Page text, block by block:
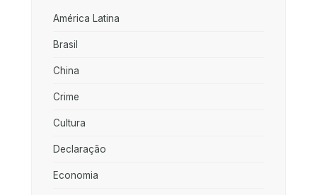
América Latina
Brasil
China
Crime
Cultura
Declaração
Economia